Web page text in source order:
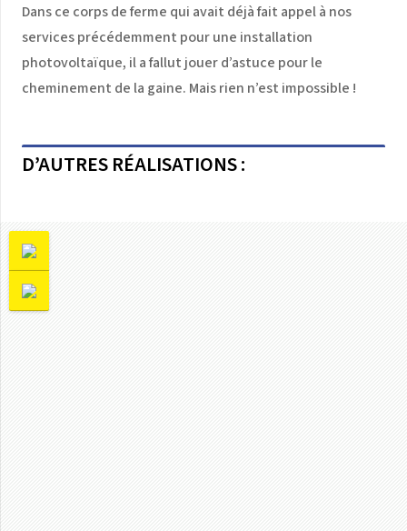
Dans ce corps de ferme qui avait déjà fait appel à nos
services précédemment pour une installation
photovoltaïque, il a fallut jouer d’astuce pour le
cheminement de la gaine. Mais rien n’est impossible !
D’AUTRES RÉALISATIONS :